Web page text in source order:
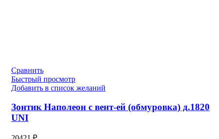
Сравнить
Быстрый просмотр
Добавить в список желаний
Зонтик Наполеон с вент-ей (обмуровка) д.1820
UNI